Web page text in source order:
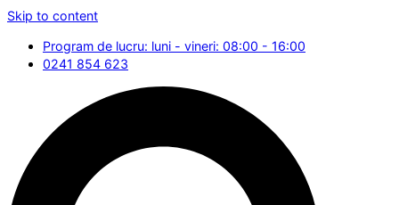
Skip to content
Program de lucru: luni - vineri: 08:00 - 16:00
0241 854 623